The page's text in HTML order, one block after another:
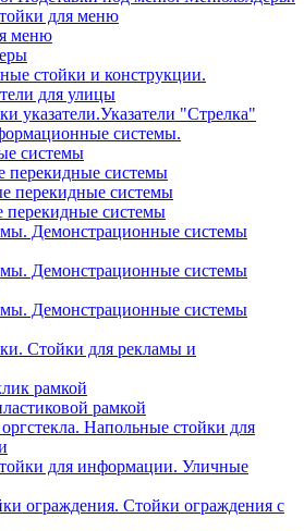
для меню
меню
стойки и конструкции.
для улицы
указатели.Указатели "Стрелка"
системы.
системы
перекидные системы
перекидные системы
перекидные системы
Демонстрационные системы
Демонстрационные системы
Демонстрационные системы
Стойки для рекламы и
рамкой
рамкой
Напольные стойки для
для информации. Уличные
ограждения. Стойки ограждения с